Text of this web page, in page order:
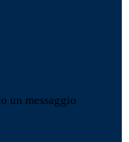
un messaggio